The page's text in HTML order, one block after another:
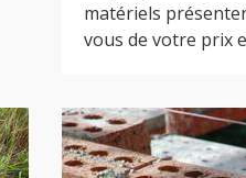
matériels
vous de votre prix